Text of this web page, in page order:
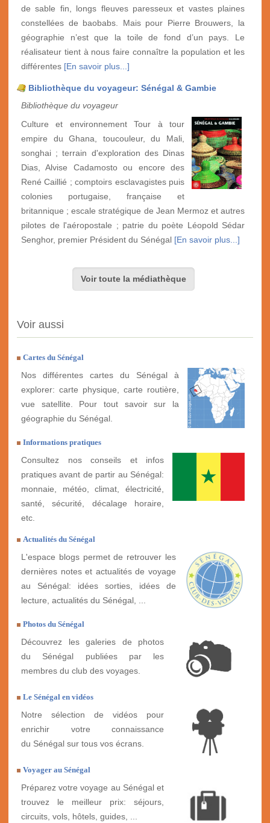
de sable fin, longs fleuves paresseux et vastes plaines
constellées de baobabs. Mais pour Pierre Brouwers, la
géographie n’est que la toile de fond d’un pays. Le
réalisateur tient à nous faire connaître la population et les
différentes [En savoir plus...]
Bibliothèque du voyageur: Sénégal & Gambie
Bibliothèque du voyageur
Culture et environnement Tour à tour
empire du Ghana, toucouleur, du Mali,
songhai ; terrain d'exploration des Dinas
Dias, Alvise Cadamosto ou encore des
René Caillié ; comptoirs esclavagistes puis
colonies portugaise, française et
britannique ; escale stratégique de Jean Mermoz et autres
pilotes de l'aéropostale ; patrie du poète Léopold Sédar
Senghor, premier Président du Sénégal [En savoir plus...]
Voir toute la médiathèque
Voir aussi
Cartes du Sénégal
Nos différentes cartes du Sénégal à
explorer: carte physique, carte routière,
vue satellite. Pour tout savoir sur la
géographie du Sénégal.
Informations pratiques
Consultez nos conseils et infos
pratiques avant de partir au Sénégal:
monnaie, météo, climat, électricité,
santé, sécurité, décalage horaire,
etc.
Actualités du Sénégal
L'espace blogs permet de retrouver les
dernières notes et actualités de voyage
au Sénégal: idées sorties, idées de
lecture, actualités du Sénégal, ...
Photos du Sénégal
Découvrez les galeries de photos
du Sénégal publiées par les
membres du club des voyages.
Le Sénégal en vidéos
Notre sélection de vidéos pour
enrichir votre connaissance
du Sénégal sur tous vos écrans.
Voyager au Sénégal
Préparez votre voyage au Sénégal et
trouvez le meilleur prix: séjours,
circuits, vols, hôtels, guides, ...